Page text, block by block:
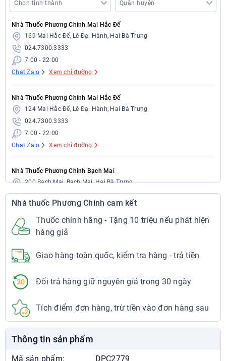
Nhà Thuốc Phương Chính Mai Hắc Đế
169 Mai Hắc Đế, Lê Đại Hành, Hai Bà Trưng
024.7300.3333
7:00 - 22:00
Chat Zalo
Xem chỉ đường
Nhà Thuốc Phương Chính Mai Hắc Đế
124 Mai Hắc Đế, Lê Đại Hành, Hai Bà Trưng
024.7300.3333
7:00 - 22:00
Chat Zalo
Xem chỉ đường
Nhà Thuốc Phương Chính Bạch Mai
200 Bạch Mai, Bạch Mai, Hai Bà Trưng
024.7300.3333
7:00 - 22:00
Chat Zalo
Xem chỉ đường
297 Bạch Mai, Bạch Mai, Hai Bà Trưng
7:00 - 22:00
Chat Zalo
Nhà Thuốc Phương Chính Cầu Dền
29 Bạch Mai, Cầu Dền, Hai Bà Trưng
024.7300.3333
7:00 - 22:00
Nhà thuốc Phương Chính cam kết
Thuốc chính hãng - Tặng 10 triệu nếu phát hiện
hàng giả
Giao hàng toàn quốc, kiểm tra hàng - trả tiền
Đổi trả hàng giữ nguyên giá trong 30 ngày
Tích điểm đơn hàng, trừ tiền vào đơn hàng sau
Thông tin sản phẩm
Mã sản phẩm: DPC2779